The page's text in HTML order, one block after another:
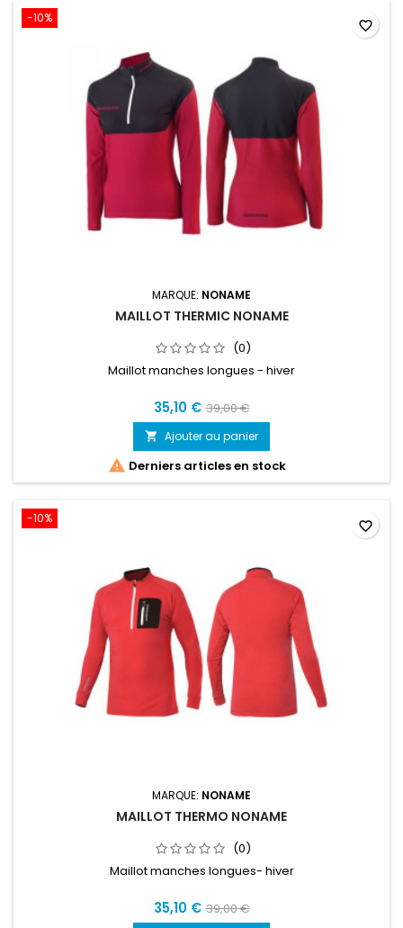
-10%
MARQUE: NONAME
MAILLOT THERMIC NONAME
(0)
Maillot manches longues - hiver
35,10 € 39,00 €
 Ajouter au panier
 Derniers articles en stock
favorite_border
-10%
MARQUE: NONAME
MAILLOT THERMO NONAME
(0)
Maillot manches longues- hiver
35,10 € 39,00 €
favorite_border